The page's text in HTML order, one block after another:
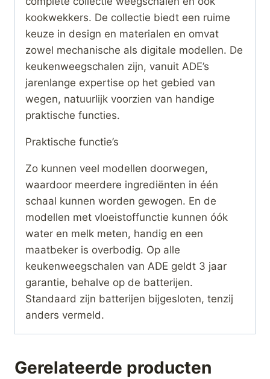
kookwekkers. De collectie biedt een ruime
keuze in design en materialen en omvat
zowel mechanische als digitale modellen. De
keukenweegschalen zijn, vanuit ADE’s
jarenlange expertise op het gebied van
wegen, natuurlijk voorzien van handige
praktische functies.
Praktische functie’s
Zo kunnen veel modellen doorwegen,
waardoor meerdere ingrediënten in één
schaal kunnen worden gewogen. En de
modellen met vloeistoffunctie kunnen óók
water en melk meten, handig en een
maatbeker is overbodig. Op alle
keukenweegschalen van ADE geldt 3 jaar
garantie, behalve op de batterijen.
Standaard zijn batterijen bijgesloten, tenzij
anders vermeld.
Gerelateerde producten